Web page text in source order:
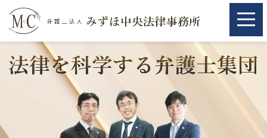
ホーム
相続・遺言
ホーム
相続・遺言